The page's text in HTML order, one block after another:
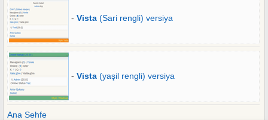
- Vista (Sari rengli) versiya
- Vista (yaşil rengli) versiya
Ana Sehfe